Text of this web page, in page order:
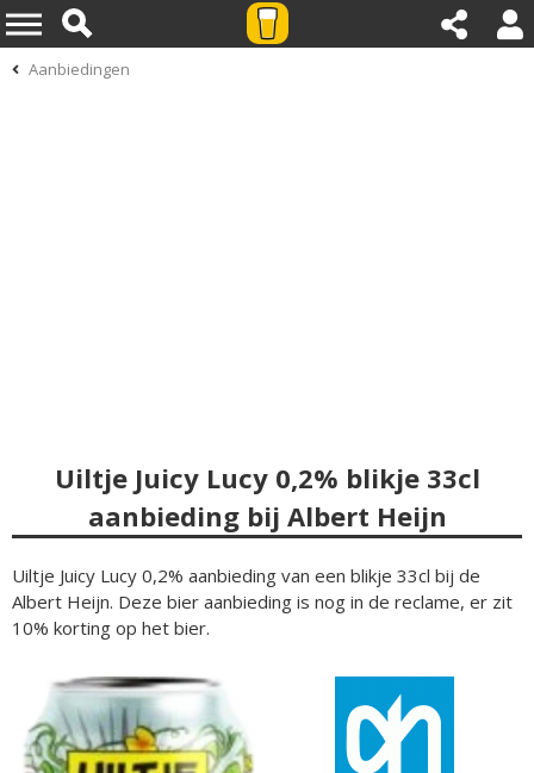
Aanbiedingen
Uiltje Juicy Lucy 0,2% blikje 33cl
aanbieding bij Albert Heijn
Uiltje Juicy Lucy 0,2% aanbieding van een blikje 33cl bij de
Albert Heijn. Deze bier aanbieding is nog in de reclame, er zit
10% korting op het bier.